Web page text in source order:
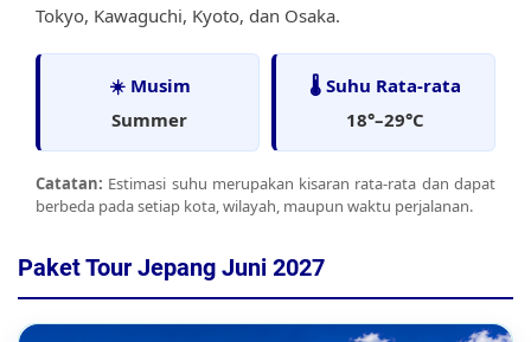
Tokyo, Kawaguchi, Kyoto, dan Osaka.
☀️ Musim
Summer
🌡️ Suhu Rata-rata
18°–29°C
Catatan: Estimasi suhu merupakan kisaran rata-rata dan dapat
berbeda pada setiap kota, wilayah, maupun waktu perjalanan.
Paket Tour Jepang Juni 2027